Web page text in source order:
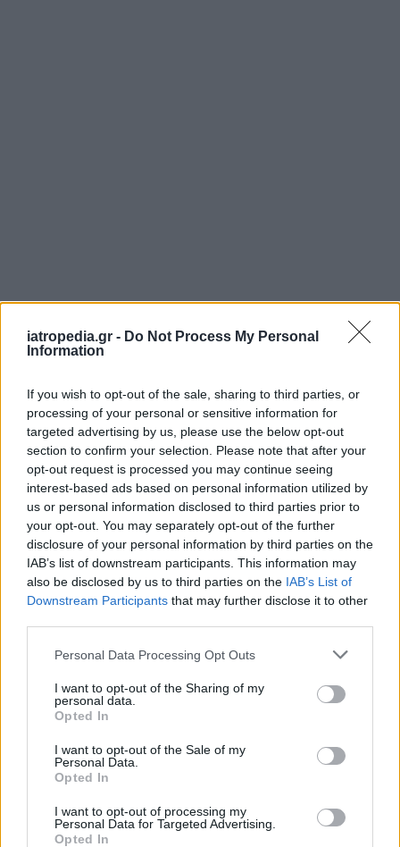
iatropedia.gr - Do Not Process My Personal
Information
If you wish to opt-out of the sale, sharing to third parties, or
processing of your personal or sensitive information for
targeted advertising by us, please use the below opt-out
section to confirm your selection. Please note that after your
opt-out request is processed you may continue seeing
interest-based ads based on personal information utilized by
us or personal information disclosed to third parties prior to
your opt-out. You may separately opt-out of the further
disclosure of your personal information by third parties on the
IAB’s list of downstream participants. This information may
also be disclosed by us to third parties on the IAB’s List of
Downstream Participants that may further disclose it to other
Personal Data Processing Opt Outs
I want to opt-out of the Sharing of my
personal data.
Opted In
I want to opt-out of the Sale of my
Personal Data.
Opted In
I want to opt-out of processing my
Personal Data for Targeted Advertising.
Opted In